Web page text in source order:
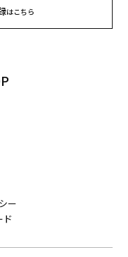
はこちら
ー
ド